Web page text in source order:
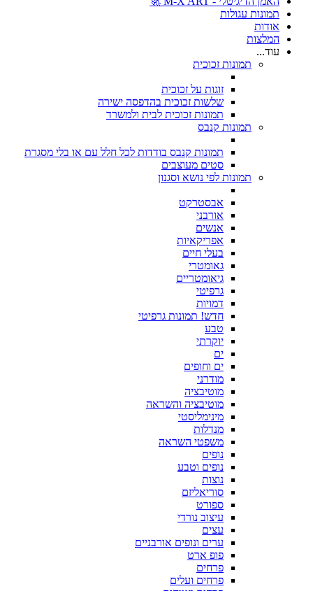
תמונות עגולות
אודות
המלצות
עוד...
תמונות זכוכית
זוגות על זכוכית
שלשות זכוכית בהדפסה ישירה
תמונות זכוכית לבית ולמשרד
תמונות קנבס
תמונות קנבס בודדות לכל חלל עם או בלי מסגרת
סטים מעוצבים
תמונות לפי נושא וסגנון
אבסטרקט
אורבני
אנשים
אפריקאיות
בעלי חיים
גאומטרי
גיאומטריים
גרפיטי
דמויות
חדש! תמונות גרפיטי
טבע
יוקרתי
ים
ים וחופים
מודרני
מוטיבציה
מוטיבציה והשראה
מינימליסטי
מנדלות
משפטי השראה
נופים
נופים וטבע
נוצות
סוריאליזם
ספורט
עיצוב נורדי
עצים
ערים ונופים אורבניים
פופ ארט
פרחים
פרחים ועלים